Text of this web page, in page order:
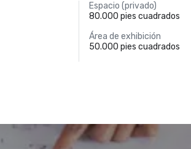
Espacio (privado)
80.000 pies cuadrados
Área de exhibición
50.000 pies cuadrados